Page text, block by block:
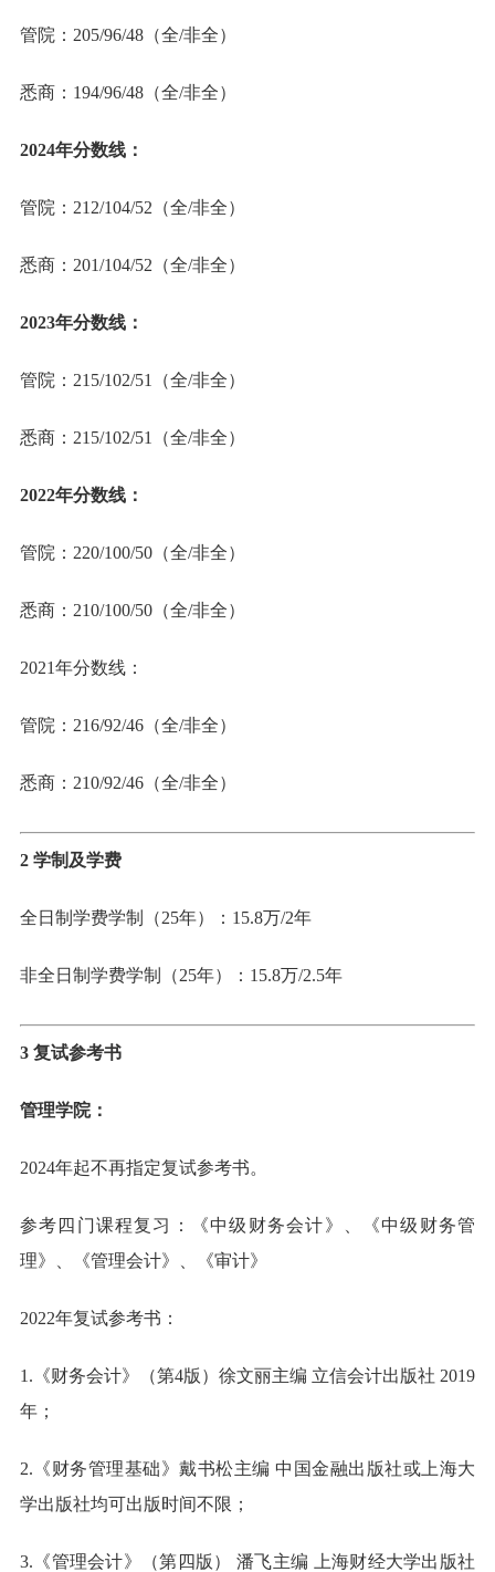
管院：205/96/48（全/非全）
悉商：194/96/48（全/非全）
2024年分数线：
管院：212/104/52（全/非全）
悉商：201/104/52（全/非全）
2023年分数线：
管院：215/102/51（全/非全）
悉商：215/102/51（全/非全）
2022年分数线：
管院：220/100/50（全/非全）
悉商：210/100/50（全/非全）
2021年分数线：
管院：216/92/46（全/非全）
悉商：210/92/46（全/非全）
2 学制及学费
全日制学费学制（25年）：15.8万/2年
非全日制学费学制（25年）：15.8万/2.5年
3 复试参考书
管理学院：
2024年起不再指定复试参考书。
参考四门课程复习：《中级财务会计》、《中级财务管
理》、《管理会计》、《审计》
2022年复试参考书：
1.《财务会计》（第4版）徐文丽主编 立信会计出版社 2019
年；
2.《财务管理基础》戴书松主编 中国金融出版社或上海大
学出版社均可出版时间不限；
3.《管理会计》（第四版） 潘飞主编 上海财经大学出版社